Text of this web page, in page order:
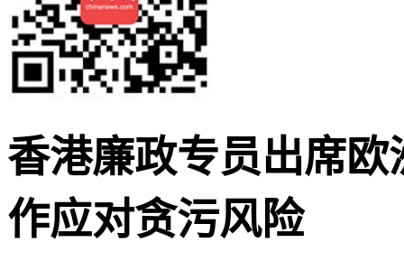
香港廉政专员出席
作应对贪污风险